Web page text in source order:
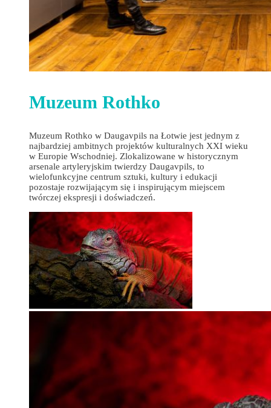
Muzeum Rothko
Muzeum Rothko w Daugavpils na Łotwie jest jednym z
najbardziej ambitnych projektów kulturalnych XXI wieku
w Europie Wschodniej. Zlokalizowane w historycznym
arsenale artyleryjskim twierdzy Daugavpils, to
wielofunkcyjne centrum sztuki, kultury i edukacji
pozostaje rozwijającym się i inspirującym miejscem
twórczej ekspresji i doświadczeń.